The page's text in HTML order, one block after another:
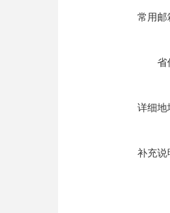
常用邮
省
详细地
补充说